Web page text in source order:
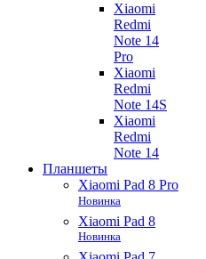
Xiaomi
Redmi
Note 14
Pro
Xiaomi
Redmi
Note 14S
Xiaomi
Redmi
Note 14
Планшеты
Xiaomi Pad 8 Pro
Новинка
Xiaomi Pad 8
Новинка